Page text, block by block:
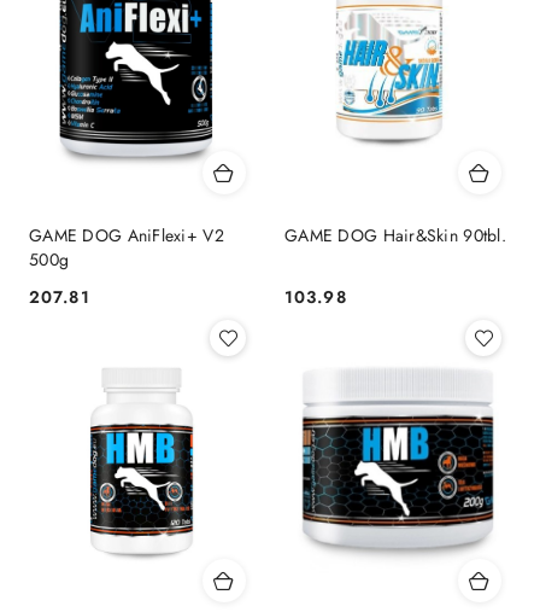
GAME DOG AniFlexi+ V2
500g
Cena:
207.81
GAME DOG Hair&Skin 90tbl.
Cena:
103.98